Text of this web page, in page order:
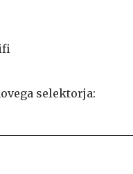
selektorja: